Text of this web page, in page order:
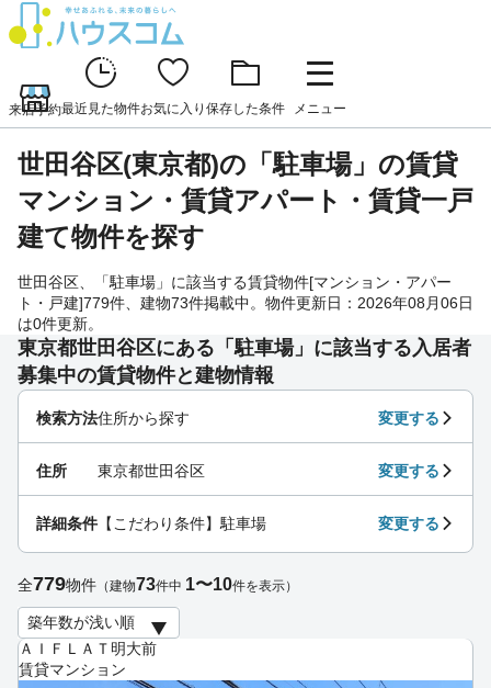
来店予約最近見た物件お気に入り 保存した条件 メニュー
世田谷区(東京都)の「駐車場」の賃貸
マンション・賃貸アパート・賃貸一戸
建て物件を探す
世田谷区、「駐車場」に該当する賃貸物件[マンション・アパー
ト・戸建]779件、建物73件掲載中。物件更新日：2026年08月06日
は0件更新。
東京都世田谷区にある「駐車場」に該当する入居者
募集中の賃貸物件と建物情報
ＡＩＦＬＡＴ明大前
賃貸マンション
検索方法住所から探す 変更する
住所 東京都世田谷区 変更する
詳細条件 【こだわり条件】駐車場 変更する
全779物件 （建物73件中 1〜10件を表示）